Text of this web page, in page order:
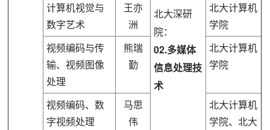
北大深研
院：
02.多媒体
信息处理技
术
计算机视觉与
数字艺术
王亦
洲
北大计算机
学院
视频编码与传
输、视频图像
处理
熊瑞
勤
北大计算机
学院
视频编码、数
字视频处理
马思
伟
北大计算机
学院、北大